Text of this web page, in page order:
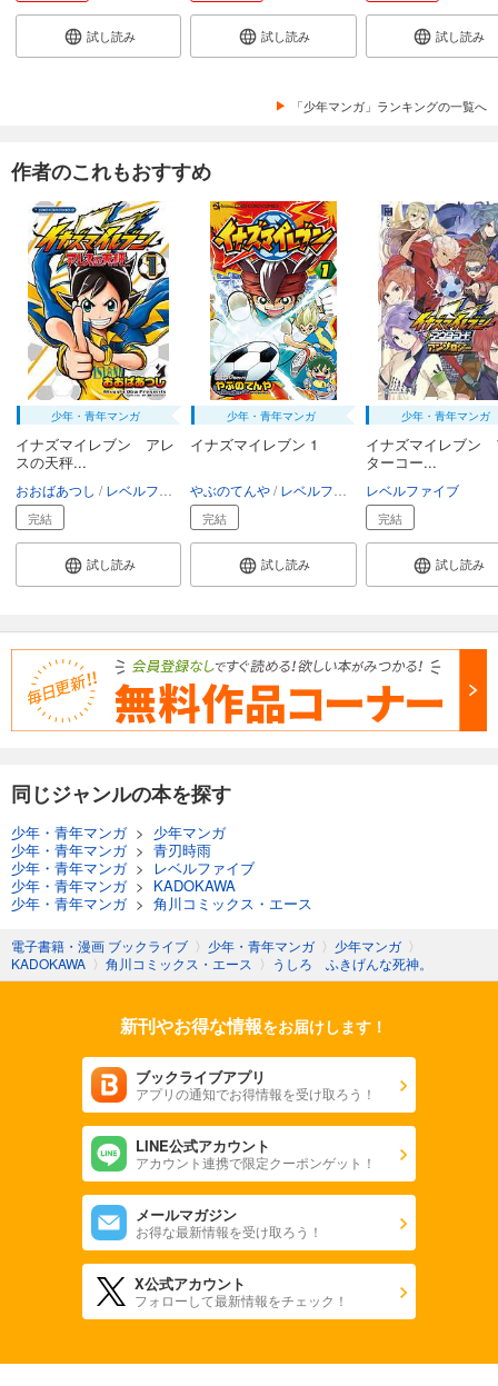
試し読み 試し読み 試し読み
「少年マンガ」ランキングの一覧へ
作者のこれもおすすめ
少年・青年マンガ
イナズマイレブン アレ
スの天秤...
おおばあつし レベルファイブ
完結
試し読み
少年・青年マンガ
イナズマイレブン 1
やぶのてんや レベルファイブ
完結
試し読み
少年・青年マンガ
イナズマイレブン
ターコー...
レベルファイブ
完結
試し読み
同じジャンルの本を探す
少年・青年マンガ> 少年マンガ
少年・青年マンガ> 青刃時雨
少年・青年マンガ>
レベルファイブ
少年・青年マンガ> KADOKAWA
少年・青年マンガ> 角川コミックス・エース
電子書籍・漫画 ブックライブ 〉 少年・青年マンガ 〉 少年マンガ 〉
KADOKAWA 〉 角川コミックス・エース 〉 うしろ ふきげんな死神。
新刊やお得な情報をお届けします！
ブックライブアプリ
アプリの通知でお得情報を受け取ろう！
LINE公式アカウント
アカウント連携で限定クーポンゲット！
メールマガジン
お得な最新情報を受け取ろう！
X公式アカウント
フォローして最新情報をチェック！